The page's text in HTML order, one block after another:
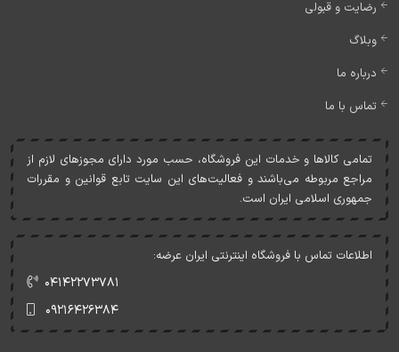
رضایت و قبولی
وبلاگ
درباره ما
تماس با ما
تمامی کالاها و خدمات اين فروشگاه، حسب مورد دارای مجوزهای لازم از
مراجع مربوطه می‌باشند و فعاليت‌های اين سايت تابع قوانين و مقررات
جمهوری اسلامی ايران است.
اطلاعات تماس با فروشگاه اینترنتی ایران عرضه:
۰۴۱۴۲۲۷۳۷۸۱
۰۹۲۱۶۴۲۶۳۸۴